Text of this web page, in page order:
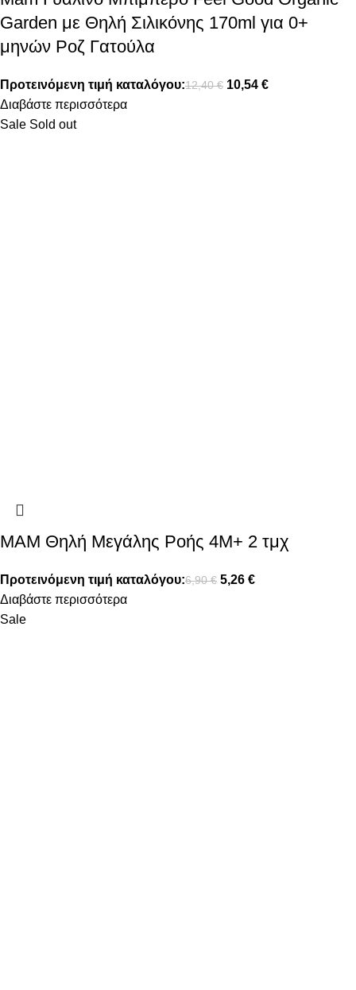
Garden με Θηλή Σιλικόνης 170ml για 0+
μηνών Ροζ Γατούλα
Προτεινόμενη τιμή καταλόγου:12,40€ 10,54 €
Διαβάστε περισσότερα
Sale Sold out
MAM Θηλή Μεγάλης Ροής 4Μ+ 2 τμχ
Προτεινόμενη τιμή καταλόγου:6,90€ 5,26 €
Διαβάστε περισσότερα
Sale